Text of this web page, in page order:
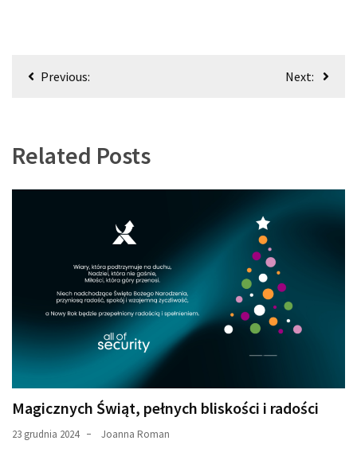
Nawigacja
Previous: Next:
Related Posts
Magicznych Świąt, pełnych bliskości i radości
23 grudnia 2024 Joanna Roman